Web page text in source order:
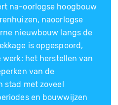
na-oorlogse hoogbouw
naoorlogse
nieuwbouw langs de
is opgespoord,
het herstellen van
van de
stad met zoveel
en bouwwijzen